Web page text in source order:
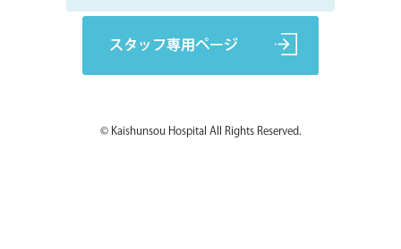
© Kaishunsou Hospital All Rights Reserved.